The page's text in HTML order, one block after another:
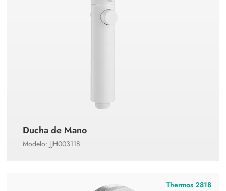
Ducha de Mano
Modelo: JJH003118
Thermos 2818